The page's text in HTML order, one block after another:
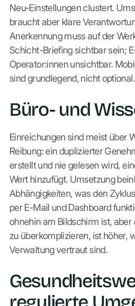
Neu-Einstellungen clustert.
braucht aber klare
Anerkennung muss auf der
Schicht-Briefing sichtbar sein;
Operator:innen unsichtbar.
sind grundlegend, nicht optional.
Büro- und
Einreichungen sind meist über
Reibung: ein duplizierter
erstellt und nie gelesen wird,
Wert hinzufügt. Umsetzung
Abhängigkeiten, was den
per E-Mail und Dashboard
ohnehin am Bildschirm ist,
zu überkomplizieren, ist höher,
Verwaltung vertraut sind.